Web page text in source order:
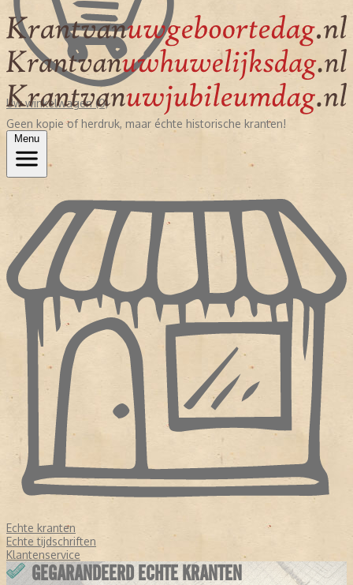
Uw winkelwagen (0)
Geen kopie of herdruk, maar échte historische kranten!
Menu
Echte kranten
Echte tijdschriften
Klantenservice
GEGARANDEERD ECHTE KRANTEN